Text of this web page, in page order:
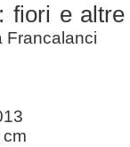
fiori e
Francalanci
cm